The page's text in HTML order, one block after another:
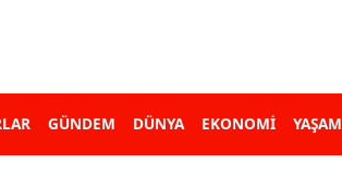
GÜNDEM DÜNYA EKONOMİ YAŞAM